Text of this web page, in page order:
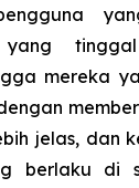
tinggal
mereka
jelas, dan
berlaku di